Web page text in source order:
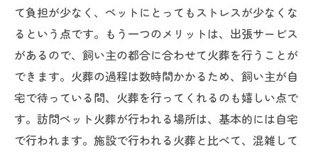
て負担が少なく、ペットにとってもストレスが少なくな
るという点です。もう一つのメリットは、出張サービス
があるので、飼い主の都合に合わせて火葬を行うことが
できます。火葬の過程は数時間かかるため、飼い主が自
宅で待っている間、火葬を行ってくれるのも嬉しい点で
す。訪問ペット火葬が行われる場所は、基本的には自宅
で行われます。施設で行われる火葬と比べて、混雑して